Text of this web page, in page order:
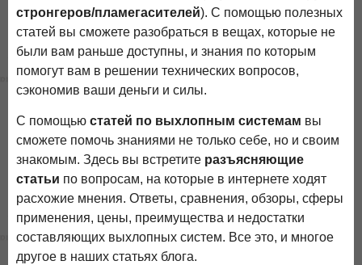
стронгеров/пламегасителей). С помощью полезных
статей вы сможете разобраться в вещах, которые не
были вам раньше доступны, и знания по которым
помогут вам в решении технических вопросов,
сэкономив ваши деньги и силы.
С помощью статей по выхлопным системам вы
сможете помочь знаниями не только себе, но и своим
знакомым. Здесь вы встретите разъясняющие
статьи по вопросам, на которые в интернете ходят
расхожие мнения. Ответы, сравнения, обзоры, сферы
применения, цены, преимущества и недостатки
составляющих выхлопных систем. Все это, и многое
другое в наших статьях блога.